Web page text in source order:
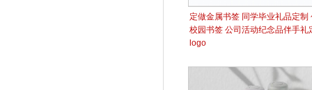
定做金属书签 同学毕业礼品定制
校园书签 公司活动纪念品伴手礼
logo